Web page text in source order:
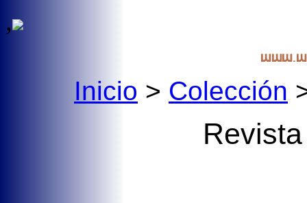
,
Inicio > Colección